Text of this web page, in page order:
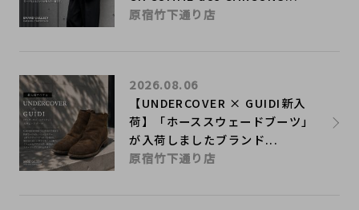
原宿竹下通り店
【UNDERCOVER × GUIDI新入
荷】「ホーススウェードブーツ」
が入荷しましたブランド...
2026.08.06
原宿竹下通り店